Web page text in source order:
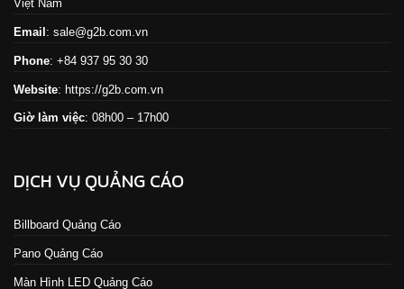
Việt Nam
Email : sale@g2b.com.vn
Phone: +84 937 95 30 30
Website: https://g2b.com.vn
Giờ làm việc: 08h00 – 17h00
DỊCH VỤ QUẢNG CÁO
Billboard Quảng Cáo
Pano Quảng Cáo
Màn Hình LED Quảng Cáo